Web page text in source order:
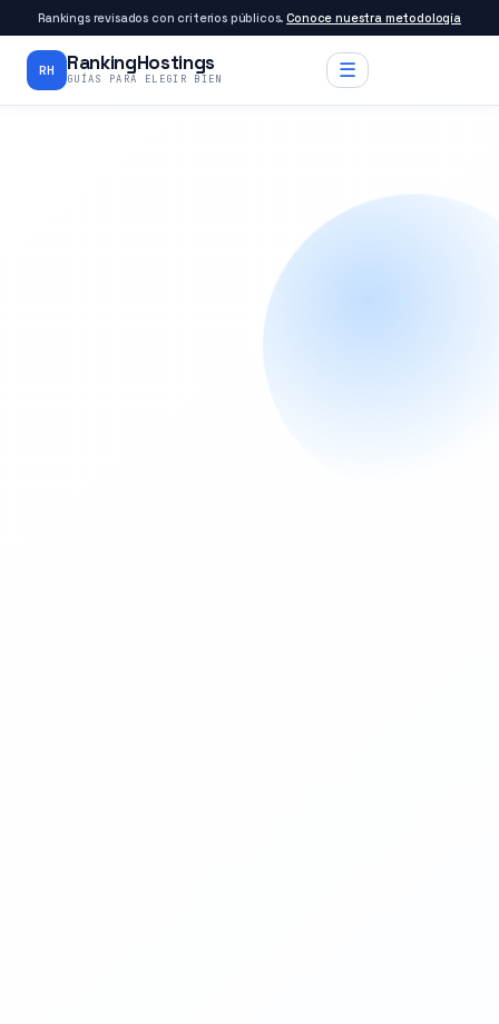
Rankings revisados con criterios públicos.Conoce nuestra metodología
RH RankingHostings
GUÍAS PARA ELEGIR BIEN ☰